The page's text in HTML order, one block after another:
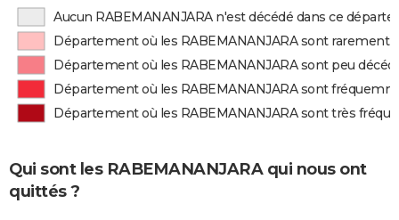
Aucun RABEMANANJARA n'est décédé dans ce
Département où les RABEMANANJARA sont rarement
Département où les RABEMANANJARA sont peu
Département où les RABEMANANJARA sont
Département où les RABEMANANJARA sont très
Qui sont les RABEMANANJARA qui nous ont
quittés ?